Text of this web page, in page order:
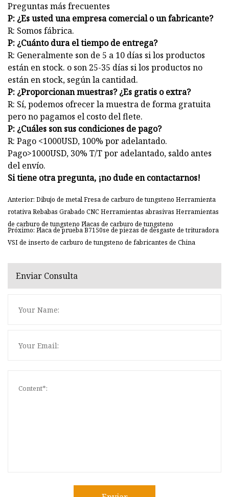
Preguntas más frecuentes
P: ¿Es usted una empresa comercial o un fabricante?
R: Somos fábrica.
P: ¿Cuánto dura el tiempo de entrega?
R: Generalmente son de 5 a 10 días si los productos
están en stock. o son 25-35 días si los productos no
están en stock, según la cantidad.
P: ¿Proporcionan muestras? ¿Es gratis o extra?
R: Sí, podemos ofrecer la muestra de forma gratuita
pero no pagamos el costo del flete.
P: ¿Cuáles son sus condiciones de pago?
R: Pago <1000USD, 100% por adelantado.
Pago>1000USD, 30% T/T por adelantado, saldo antes
del envío.
Si tiene otra pregunta, ¡no dude en contactarnos!
Anterior: Dibujo de metal Fresa de carburo de tungsteno Herramienta
rotativa Rebabas Grabado CNC Herramientas abrasivas Herramientas
de carburo de tungsteno Placas de carburo de tungsteno
Próximo: Placa de prueba B7150se de piezas de desgaste de trituradora
VSI de inserto de carburo de tungsteno de fabricantes de China
Enviar Consulta